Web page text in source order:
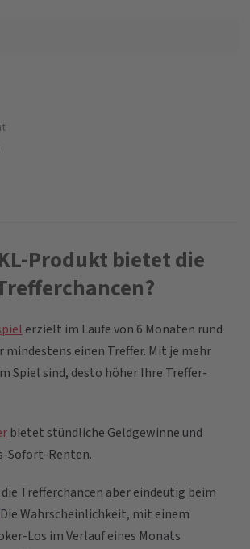
Produkt bietet die
erzielt im Laufe von 6 Monaten rund
mindestens einen Treffer. Mit je mehr
Spiel sind, desto höher Ihre Treffer-
bietet stündliche Geldgewinne und
Sofort-Renten.
Trefferchancen aber eindeutig beim
Wahrscheinlichkeit, mit einem
Los im Verlauf eines Monats